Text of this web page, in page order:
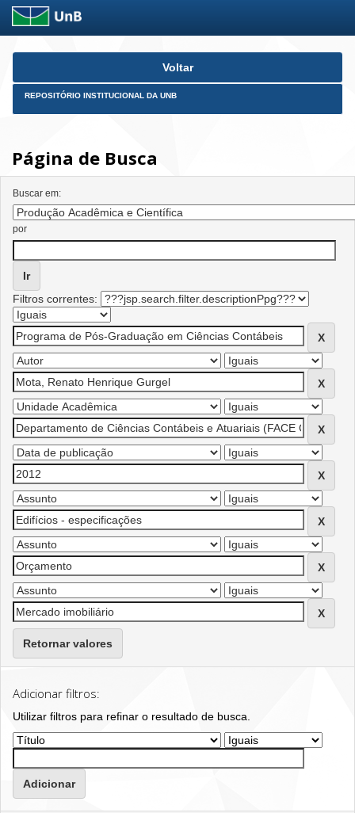
Skip
Voltar
REPOSITÓRIO INSTITUCIONAL DA UNB
Página de Busca
Buscar em:
por
Filtros correntes:
Retornar valores
Adicionar filtros:
Utilizar filtros para refinar o resultado de busca.